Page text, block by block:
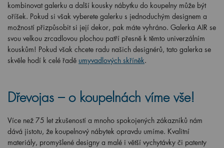
kombinovat galerku a další kousky nábytku do koupelny může být
oříšek. Pokud si však vyberete galerku s jednoduchým designem a
možností přizpůsobit si její dekor, pak máte vyhráno. Galerka AIR se
svou velkou zrcadlovou plochou patří přesně k těmto univerzálním
kouskům! Pokud však chcete radu našich designérů, tato galerka se
skvěle hodí k celé řadě umyvadlových skříněk.
Dřevojas – o koupelnách víme vše!
Více než 75 let zkušeností a mnoho spokojených zákazníků nám
dává jistotu, že koupelnový nábytek opravdu umíme. Kvalitní
materiály, promyšlené designy a malé i větší vychytávky či patenty